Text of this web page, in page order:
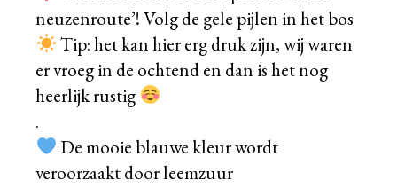
neuzenroute’! Volg de gele pijlen in het bos
Tip: het kan hier erg druk zijn, wij waren
er vroeg in de ochtend en dan is het nog
heerlijk rustig
.
De mooie blauwe kleur wordt
veroorzaakt door leemzuur